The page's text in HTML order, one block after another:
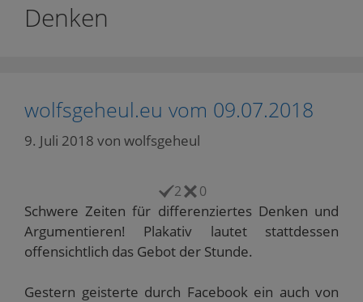
Denken
wolfsgeheul.eu vom 09.07.2018
9. Juli 2018 von wolfsgeheul
2 0
Schwere Zeiten für differenziertes Denken und
Argumentieren! Plakativ lautet stattdessen
offensichtlich das Gebot der Stunde.
Gestern geisterte durch Facebook ein auch von